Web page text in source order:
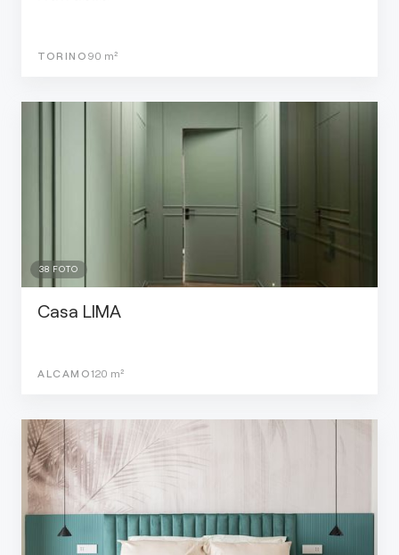
TORINO 90 m²
38 FOTO
Casa LIMA
ALCAMO120 m²